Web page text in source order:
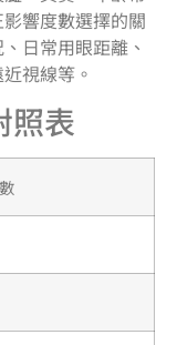
響度數選擇的關
日常用眼距離、
視線等。
照表